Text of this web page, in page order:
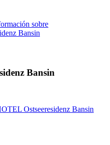
sobre
Bansin
Bansin
Ostseeresidenz Bansin